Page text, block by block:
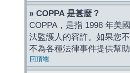
» COPPA 是甚麼？
COPPA，是指 1998 年美
法監護人的容許。如果您
不為各種法律事件提供幫助
回頂端